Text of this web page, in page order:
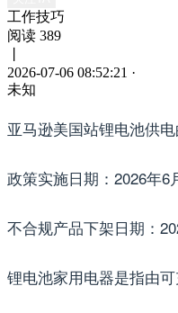
工作技巧
阅读 389
2026-07-06 08:52:21 ·
未知
亚马逊美国站锂电池供
政策实施日期：2026年6
不合规产品下架日期：
锂电池家用电器是指由